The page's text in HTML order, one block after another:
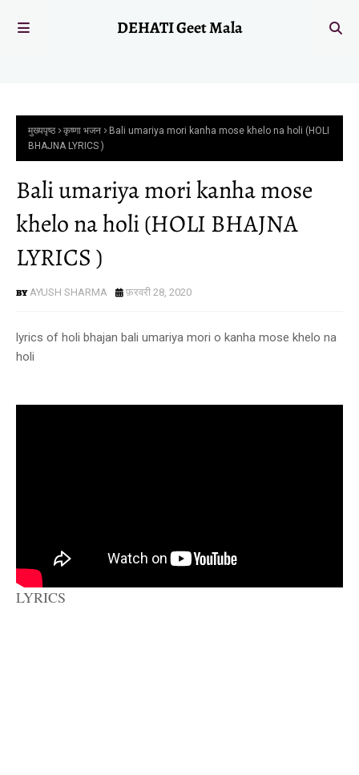
DEHATI Geet Mala
मुख्यपृष्ठ कृष्णा भजन
Bali umariya mori kanha mose khelo na holi (HOLI
BHAJNA LYRICS )
Bali umariya mori kanha mose
khelo na holi (HOLI BHAJNA
LYRICS )
AYUSH SHARMA फ़रवरी 28, 2020
lyrics of holi bhajan bali umariya mori o kanha mose khelo na
holi
LYRICS